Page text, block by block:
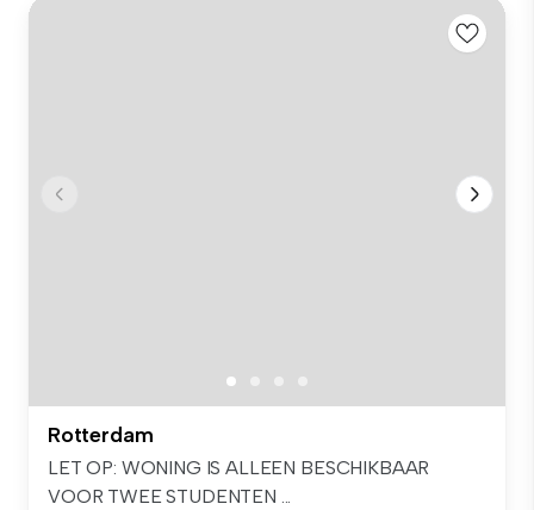
Rotterdam
LET OP: WONING IS ALLEEN BESCHIKBAAR
VOOR TWEE STUDENTEN ...